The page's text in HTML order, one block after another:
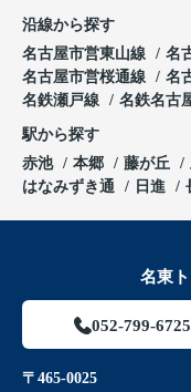
沿線から探す
名古屋市営東山線
名
名古屋市営桜通線
名
名鉄瀬戸線
名鉄名古
駅から探す
赤池
本郷 藤が丘
はなみずき通
日進
名東
052-799-6725
〒465-0025